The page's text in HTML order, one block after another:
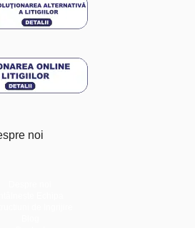
noi